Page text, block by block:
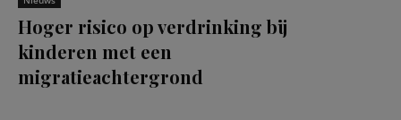
Hoger risico op verdrinking bij
kinderen met een
migratieachtergrond